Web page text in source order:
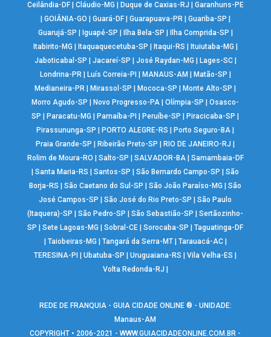
Ceilândia-DF| Cláudio-MG Duque de Caxias-RJ
Garanhuns-PE
GOIÂNIA-GO Guará-DF| Guarapuava-PR| Guariba-SP
Guarujá-SP
Iguapé-SP Ilha Bela-SP Ilha Comprida-SP
Itabirito-MG
Itaquaquecetuba-SP Itaqui-RS Ituiutaba-MG
Jaboticabal-SP
Jacareí-SP José Raydan-MG Lages-SC|
Londrina-PR| Luís Correia-PI MANAUS-AM Matão-SP
Medianeira-PR
Mirassol-SP Mococa-SP Monte Alto-SP
Morro Agudo-SP
Novo Progresso-PA |Olímpia-SP |Osasco-
SP
Paracatu-MG Parnaíba-PI Peruíbe-SP Piracicaba-SP
Pirassununga-SP
PORTO ALEGRE-RS Porto Seguro-BA
Praia Grande-SP
Ribeirão Preto-SP RIO DE JANEIRO-RJ
Rolim de Moura-RO
Salto-SP SALVADOR-BA| Samambaia-DF
|Santa Maria-RS |Santos-SP |São Bernardo Campo-SP |São
Borja-RS
|São Caetano do Sul-SP |São João Paraíso-MG |São
José Campos-SP
|São José do Rio Preto-SP |São Paulo
(Itaquera)-SP
|São Pedro-SP |São Sebastião-SP |Sertãozinho-
SP
|Sete Lagoas-MG |Sobral-CE |Sorocaba-SP |Taguatinga-DF
Taiobeiras-MG Tangará da Serra-MT| Tarauacá-AC|
TERESINA-PI
|Ubatuba-SP |Uruguaiana-RS |Vila Velha-ES
Volta Redonda-RJ
REDE DE FRANQUIA - GUIA CIDADE ONLINE ® - UNIDADE:
Manaus-AM
COPYRIGHT • 2006-2021 -WWW.GUIACIDADEONLINE.COM.BR -